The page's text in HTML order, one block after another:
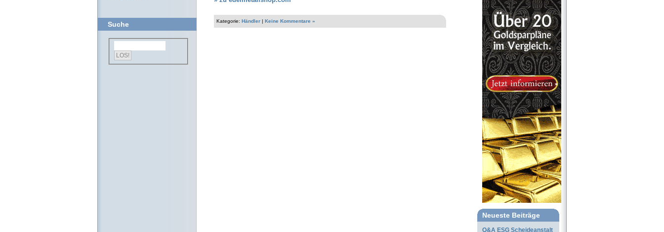
Kategorie: Händler | Keine Kommentare »
Suche
Neueste Beiträge
Q&A ESG Scheideanstalt